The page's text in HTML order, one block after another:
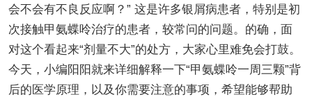
会不会有不良反应啊？” 这是许多银屑病患者，特别是初
次接触甲氨蝶呤治疗的患者，较常问的问题。的确，面
对这个看起来“剂量不大”的处方，大家心里难免会打鼓。
今天，小编阳阳就来详细解释一下“甲氨蝶呤一周三颗”背
后的医学原理，以及你需要注意的事项，希望能够帮助